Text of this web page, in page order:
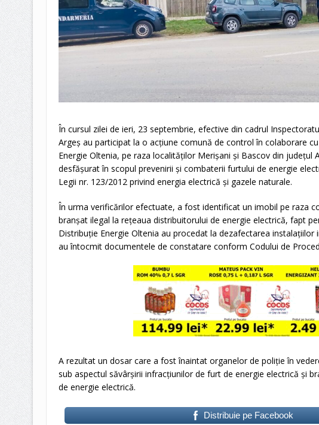
În cursul zilei de ieri, 23 septembrie, efective din cadrul
Argeş au participat la o acţiune comună de control în colaborare
Energie Oltenia, pe raza localităților Merișani și Bascov din judeţul
desfăşurat în scopul prevenirii şi combaterii furtului de energie
Legii nr. 123/2012 privind energia electrică şi gazele naturale.
În urma verificărilor efectuate, a fost identificat un imobil pe raza
branşat ilegal la reţeaua distribuitorului de energie electrică, fapt
Distribuţie Energie Oltenia au procedat la dezafectarea instalaţiilor
au întocmit documentele de constatare conform Codului de
A rezultat un dosar care a fost înaintat organelor de poliţie în
sub aspectul săvârşirii infracţiunilor de furt de energie electrică şi
de energie electrică.
Distribuie pe Facebook